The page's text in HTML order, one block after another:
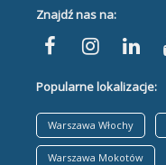
Znajdź nas na:
Popularne lokalizacje:
Warszawa Włochy
Warszawa Mokotów